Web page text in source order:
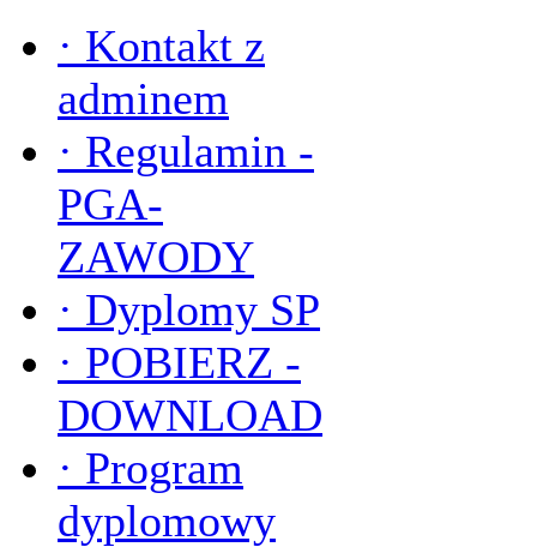
· Kontakt z
adminem
· Regulamin -
PGA-
ZAWODY
· Dyplomy SP
· POBIERZ -
DOWNLOAD
· Program
dyplomowy